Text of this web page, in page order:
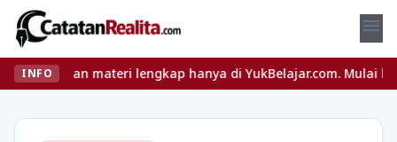
menu
INFO
materi lengkap hanya di YukBelajar.com. Mulai langkah